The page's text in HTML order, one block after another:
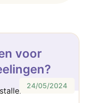
voor
24/05/2024